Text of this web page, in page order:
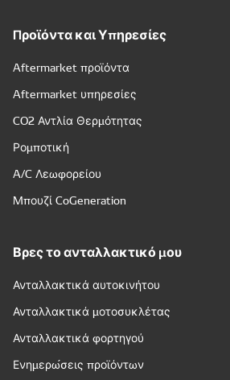
Προϊόντα και Υπηρεσίες
Aftermarket προϊόντα
Aftermarket υπηρεσίες
CO2 Αντλία Θερμότητας
Ρομποτική
A/C Λεωφορείου
Μπουζί CoGeneration
Βρες το ανταλλακτικό μου
Ανταλλακτικά αυτοκινήτου
Ανταλλακτικά μοτοσυκλέτας
Ανταλλακτικά φορτηγού
Ενημερώσεις προϊόντων